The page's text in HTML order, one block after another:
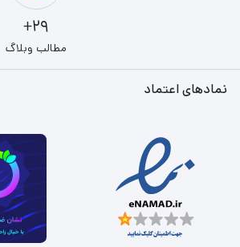
29+
مطالب وبلاگ
نمادهای اعتماد